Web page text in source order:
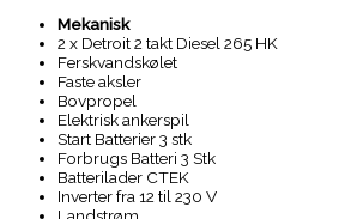
Mekanisk
2 x Detroit 2 takt Diesel 265 HK
Ferskvandskølet
Faste aksler
Bovpropel
Elektrisk ankerspil
Start Batterier 3 stk
Forbrugs Batteri 3 Stk
Batterilader CTEK
Inverter fra 12 til 230 V